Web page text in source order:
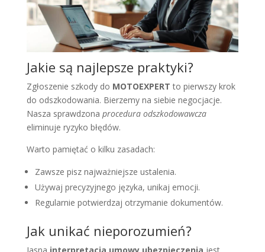
Jakie są najlepsze praktyki?
Zgłoszenie szkody do MOTOEXPERT to pierwszy krok
do odszkodowania. Bierzemy na siebie negocjacje.
Nasza sprawdzona procedura odszkodowawcza
eliminuje ryzyko błędów.
Warto pamiętać o kilku zasadach:
Zawsze pisz najważniejsze ustalenia.
Używaj precyzyjnego języka, unikaj emocji.
Regularnie potwierdzaj otrzymanie dokumentów.
Jak unikać nieporozumień?